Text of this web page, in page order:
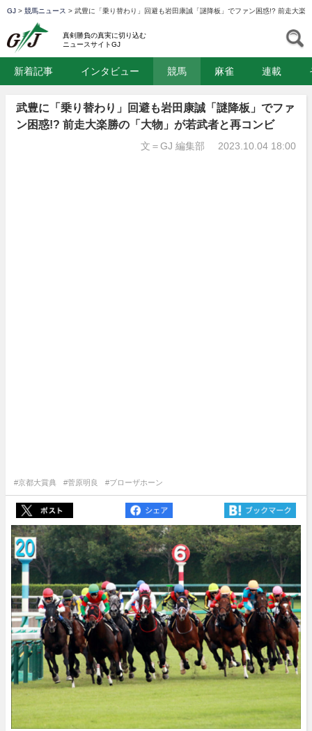
GJ > 競馬ニュース > 武豊に「乗り替わり」回避も岩田康誠「謎降板」でファン困惑!? 前走大楽
真剣勝負の真実に切り込む
ニュースサイトGJ
新着記事 インタビュー 競馬 麻雀 連載
武豊に「乗り替わり」回避も岩田康誠「謎降板」でファ
ン困惑!? 前走大楽勝の「大物」が若武者と再コンビ
文＝GJ 編集部 2023.10.04 18:00
#京都大賞典 #菅原明良 #ブローザホーン